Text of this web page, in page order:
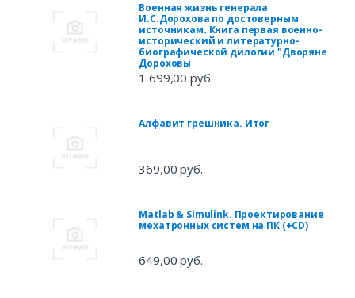
Военная жизнь генерала
И.С.Дорохова по достоверным
источникам. Книга первая военно-
исторический и литературно-
биографической дилогии "Дворяне
Дороховы
1 699,00 руб.
Алфавит грешника. Итог
369,00 руб.
Matlab & Simulink. Проектирование
мехатронных систем на ПК (+CD)
649,00 руб.